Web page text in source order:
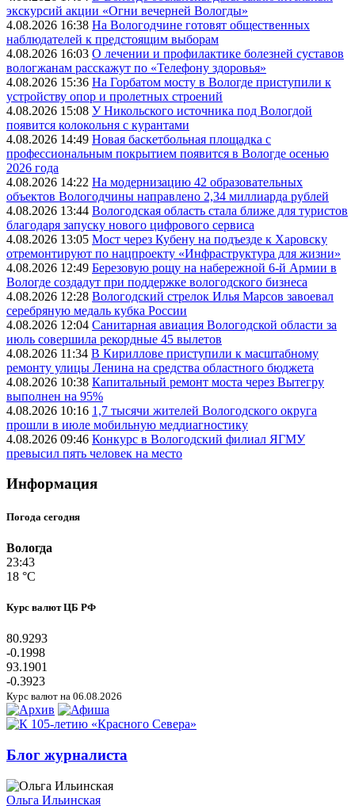
экскурсий акции «Огни вечерней Вологды»
4.08.2026 16:38 На Вологодчине готовят общественных
наблюдателей к предстоящим выборам
4.08.2026 16:03 О лечении и профилактике болезней суставов
вологжанам расскажут по «Телефону здоровья»
4.08.2026 15:36 На Горбатом мосту в Вологде приступили к
устройству опор и пролетных строений
4.08.2026 15:08 У Никольского источника под Вологдой
появится колокольня с курантами
4.08.2026 14:49 Новая баскетбольная площадка с
профессиональным покрытием появится в Вологде осенью
2026 года
4.08.2026 14:22 На модернизацию 42 образовательных
объектов Вологодчины направлено 2,34 миллиарда рублей
4.08.2026 13:44 Вологодская область стала ближе для туристов
благодаря запуску нового цифрового сервиса
4.08.2026 13:05 Мост через Кубену на подъезде к Харовску
отремонтируют по нацпроекту «Инфраструктура для жизни»
4.08.2026 12:49 Березовую рощу на набережной 6-й Армии в
Вологде создадут при поддержке вологодского бизнеса
4.08.2026 12:28 Вологодский стрелок Илья Марсов завоевал
серебряную медаль кубка России
4.08.2026 12:04 Санитарная авиация Вологодской области за
июль совершила рекордные 45 вылетов
4.08.2026 11:34 В Кириллове приступили к масштабному
ремонту улицы Ленина на средства областного бюджета
4.08.2026 10:38 Капитальный ремонт моста через Вытегру
выполнен на 95%
4.08.2026 10:16 1,7 тысячи жителей Вологодского округа
прошли в июле мобильную меддиагностику
4.08.2026 09:46 Конкурс в Вологодский филиал ЯГМУ
превысил пять человек на место
Информация
Погода сегодня
Вологда
23:43
18 °C
Курс валют ЦБ РФ
80.9293
-0.1998
93.1901
-0.3923
Курс валют на 06.08.2026
Блог журналиста
Ольга Ильинская